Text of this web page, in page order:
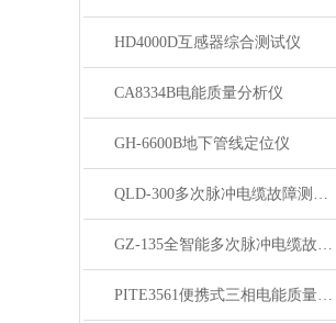
HD4000D互感器综合测试仪
CA8334B电能质量分析仪
GH-6600B地下管线定位仪
QLD-300多次脉冲电缆故障测试仪
GZ-135全智能多次脉冲电缆故障测试仪
PITE3561便携式三相电能质量分析仪